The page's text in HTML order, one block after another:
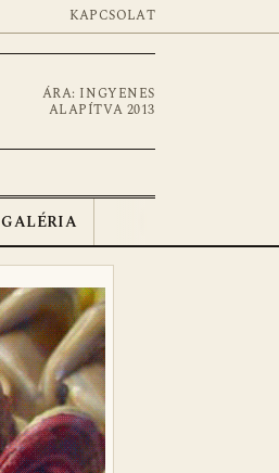
KAPCSOLAT
ÁRA: INGYENES
ALAPÍTVA 2013
GALÉRIA